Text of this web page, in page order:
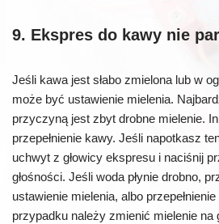
9. Ekspres do kawy nie
Jeśli kawa jest słabo zmielona lub w
może być ustawienie mielenia.
przyczyną jest zbyt drobne mielenie.
przepełnienie kawy. Jeśli napotkasz
uchwyt z głowicy ekspresu i naciśnij
głośności. Jeśli woda płynie drobno,
ustawienie mielenia, albo
przypadku należy zmienić mielenie na